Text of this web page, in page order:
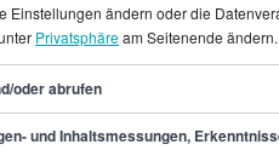
in
Einstellungen ändern oder die
Privatsphäream Seitenende ändern.
oder abrufen
und Inhaltsmessungen,